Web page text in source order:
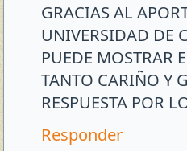
GRACIAS AL
UNIVERSIDAD DE
PUEDE MOSTRAR
TANTO CARIÑO Y
RESPUESTA POR
Responder